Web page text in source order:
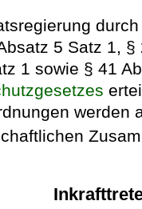
5 Satz 1,
1 sowie § 41
werden